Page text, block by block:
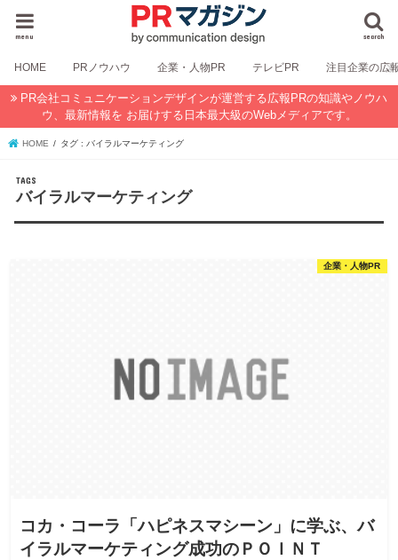
search
menu
HOME PRノウハウ 企業・人物PR テレビPR 注目企業の広
PR会社コミュニケーションデザインが運営する広報PRの知識やノウハ
ウ、最新情報を お届けする日本最大級のWebメディアです。
HOME タグ : バイラルマーケティング
バイラルマーケティング
企業・人物PR
コカ・コーラ「ハピネスマシーン」に学ぶ、バ
イラルマーケティング成功のＰＯＩＮＴ